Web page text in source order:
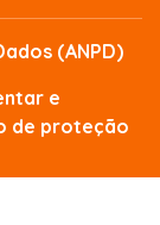
(ANPD)
e
de proteção